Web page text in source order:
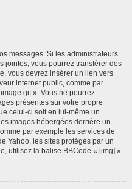
messages. Si les administrateurs
jointes, vous pourrez transférer des
vous devrez insérer un lien vers
internet public, comme par
». Vous ne pourrez
présentes sur votre propre
celui-ci soit en lui-même un
images hébergées derrière un
par exemple les services de
Yahoo, les sites protégés par un
utilisez la balise BBCode « [img] ».